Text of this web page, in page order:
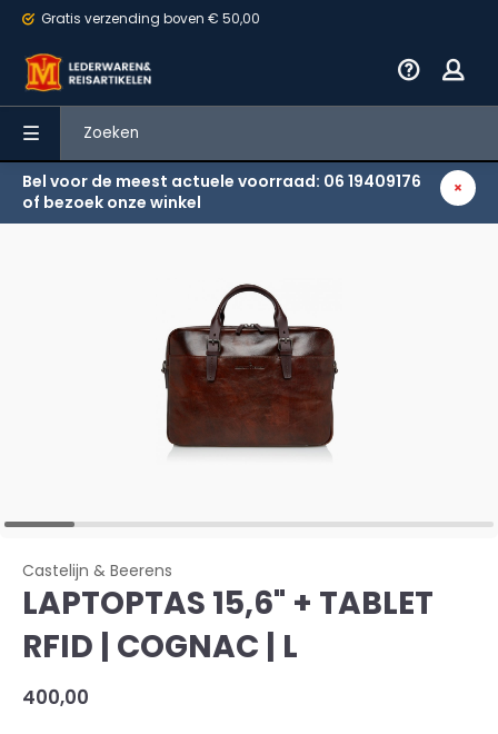
Gratis verzending boven € 50,00
Bel voor de meest actuele voorraad: 06 19409176
of bezoek onze winkel
Terug
Castelijn & Beerens
LAPTOPTAS 15,6" + TABLET
RFID | COGNAC | L
400,00